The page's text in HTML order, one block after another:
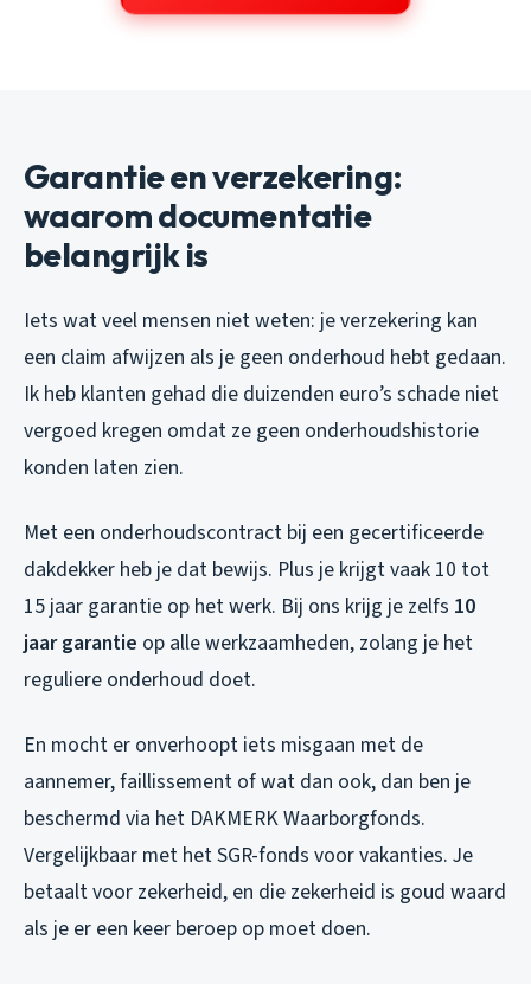
Garantie en verzekering:
waarom documentatie
belangrijk is
Iets wat veel mensen niet weten: je verzekering kan
een claim afwijzen als je geen onderhoud hebt gedaan.
Ik heb klanten gehad die duizenden euro’s schade niet
vergoed kregen omdat ze geen onderhoudshistorie
konden laten zien.
Met een onderhoudscontract bij een gecertificeerde
dakdekker heb je dat bewijs. Plus je krijgt vaak 10 tot
15 jaar garantie op het werk. Bij ons krijg je zelfs 10
jaar garantie op alle werkzaamheden, zolang je het
reguliere onderhoud doet.
En mocht er onverhoopt iets misgaan met de
aannemer, faillissement of wat dan ook, dan ben je
beschermd via het DAKMERK Waarborgfonds.
Vergelijkbaar met het SGR-fonds voor vakanties. Je
betaalt voor zekerheid, en die zekerheid is goud waard
als je er een keer beroep op moet doen.